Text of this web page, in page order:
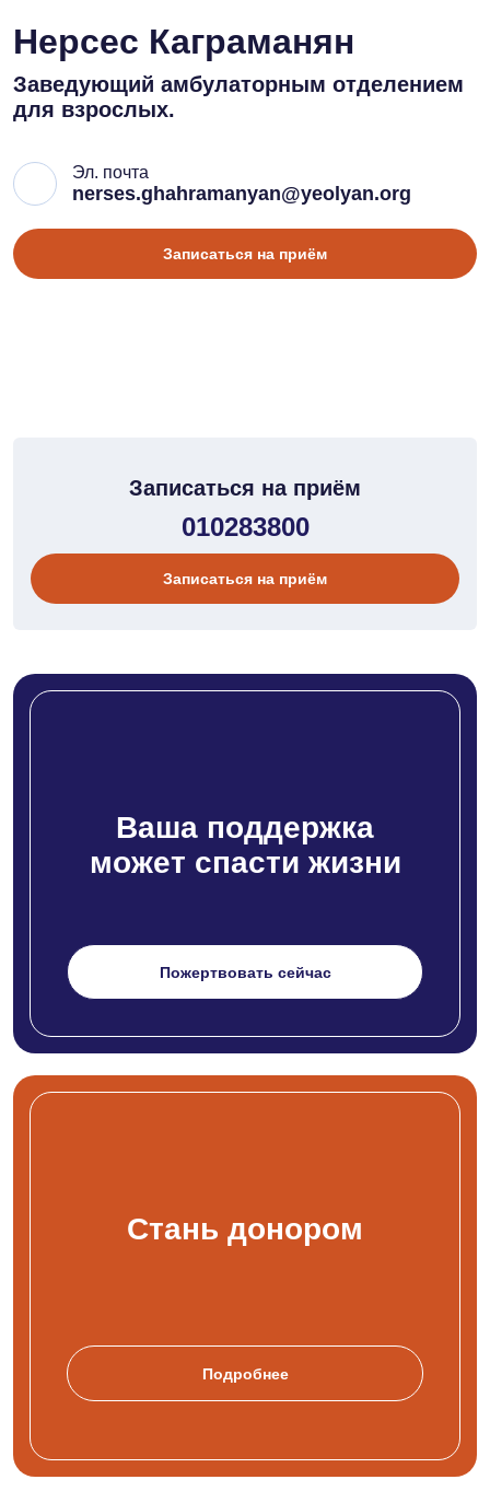
Нерсес Каграманян
Заведующий амбулаторным отделением
для взрослых.
Эл. почта
nerses.ghahramanyan@yeolyan.org
Записаться на приём
Записаться на приём
010283800
Записаться на приём
Ваша поддержка
может спасти жизни
Пожертвовать сейчас
Стань донором
Подробнее